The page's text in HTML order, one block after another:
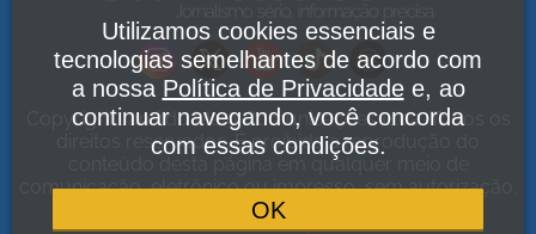
Copyright Jamildo Melo Comunicações Ltda. Todos os
direitos reservados. É proibida a reprodução do
conteúdo desta página em qualquer meio de
comunicação, eletrônico ou impresso, sem autorização.
Política de Privacidade
Utilizamos cookies essenciais e
tecnologias semelhantes de acordo com
a nossa Política de Privacidadee, ao
continuar navegando, você concorda
com essas condições.
OK